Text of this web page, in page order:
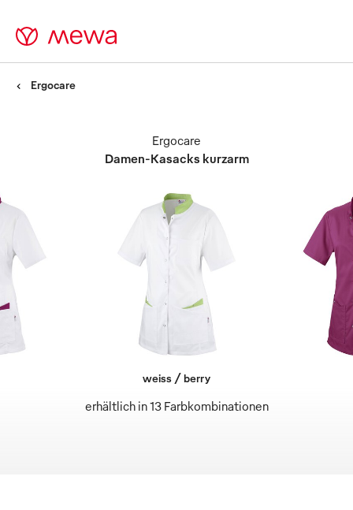
Ergocare
Damen-Kasacks kurzarm
Ergocare
erhältlich in 13 Farbkombinationen
weiss / berry